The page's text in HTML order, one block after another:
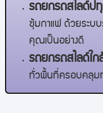
รถยกรถสไลด์ป
ซุ้มกาแฟ ด้วยระบ
คุณเป็นอย่างดี
รถยกรถสไลด์ใ
ทั่วพื้นที่ครอบคลุม